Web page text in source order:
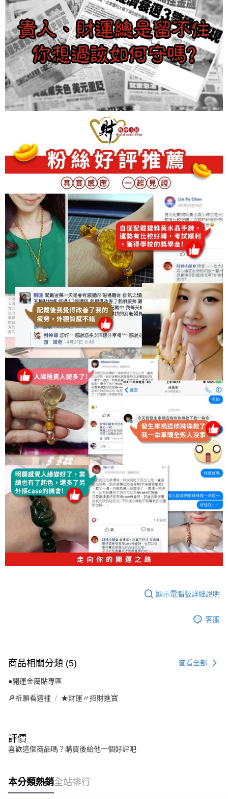
顯示電腦版詳細說明
客服
商品相關分類 (5) 查看全部
●開運金屬貼專區
🔎祈願看這裡 ★財運〃招財進寶
評價
喜歡這個商品嗎？購買後給他一個好評吧
本分類熱銷全站排行